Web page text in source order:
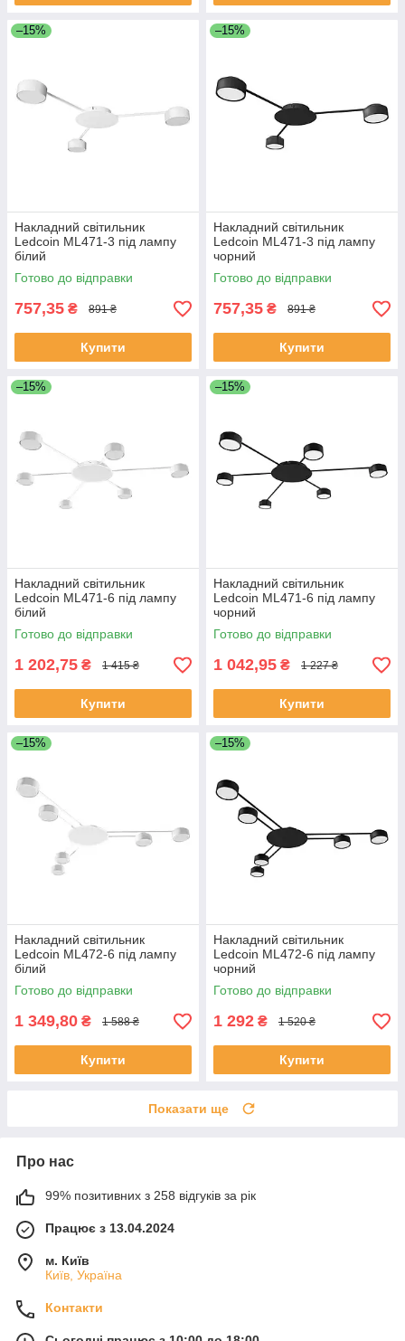
–15%
Накладний світильник
Ledcoin ML471-3 під лампу
білий
Готово до відправки
757,35 ₴ 891 ₴
Купити
–15%
Накладний світильник
Ledcoin ML471-3 під лампу
чорний
Готово до відправки
757,35 ₴ 891 ₴
Купити
–15%
Накладний світильник
Ledcoin ML471-6 під лампу
білий
Готово до відправки
1 202,75 ₴ 1 415 ₴
Купити
–15%
Накладний світильник
Ledcoin ML471-6 під лампу
чорний
Готово до відправки
1 042,95 ₴ 1 227 ₴
Купити
–15%
Накладний світильник
Ledcoin ML472-6 під лампу
білий
Готово до відправки
1 349,80 ₴ 1 588 ₴
Купити
–15%
Накладний світильник
Ledcoin ML472-6 під лампу
чорний
Готово до відправки
1 292 ₴ 1 520 ₴
Купити
Показати ще
Про нас
99% позитивних з 258 відгуків за рік
Працює з 13.04.2024
м. Київ
Київ, Україна
Контакти